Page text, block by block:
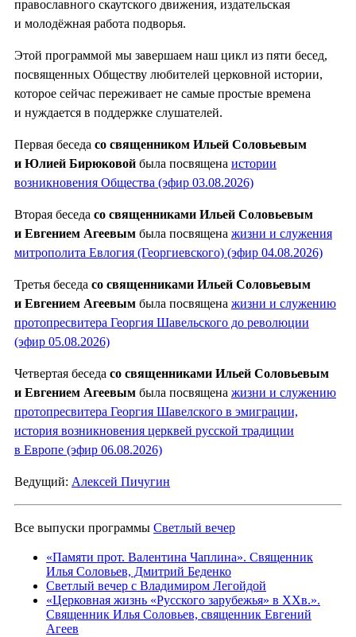
православного скаутского движения, издательская
и молодёжная работа подворья.
Этой программой мы завершаем наш цикл из пяти бесед,
посвященных Обществу любителей церковной истории,
которое сейчас переживает не самые простые времена
и нуждается в поддержке слушателей.
Первая беседа со священником Ильей Соловьевым
и Юлией Бирюковой была посвящена истории
возникновения Общества (эфир 03.08.2026)
Вторая беседа со священниками Ильей Соловьевым
и Евгением Агеевым была посвящена жизни и служения
митрополита Евлогия (Георгиевского) (эфир 04.08.2026)
Третья беседа со священниками Ильей Соловьевым
и Евгением Агеевым была посвящена жизни и служению
протопресвитера Георгия Шавельского до революции
(эфир 05.08.2026)
Четвертая беседа со священниками Ильей Соловьевым
и Евгением Агеевым была посвящена жизни и служению
протопресвитера Георгия Шавелского в эмиграции,
история возникновения церквей русской традиции
в Европе (эфир 06.08.2026)
Ведущий: Алексей Пичугин
Все выпуски программы Светлый вечер
«Памяти прот. Валентина Чаплина». Священник
Илья Соловьев, Дмитрий Беденко
Светлый вечер с Владимиром Легойдой
«Церковная жизнь «Русского зарубежья» в ХХв.».
Священник Илья Соловьев, священник Евгений
Агеев